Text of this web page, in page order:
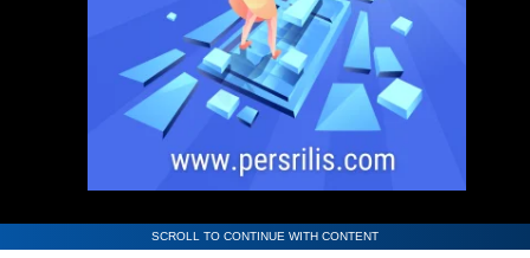
SCROLL TO CONTINUE WITH CONTENT